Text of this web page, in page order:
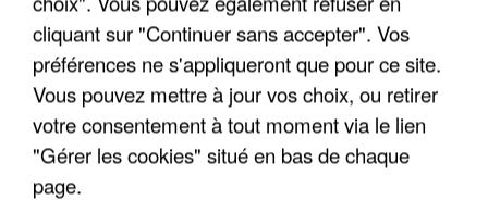
cliquant sur "Continuer sans accepter". Vos
préférences ne s'appliqueront que pour ce site.
Vous pouvez mettre à jour vos choix, ou retirer
votre consentement à tout moment via le lien
"Gérer les cookies" situé en bas de chaque
page.